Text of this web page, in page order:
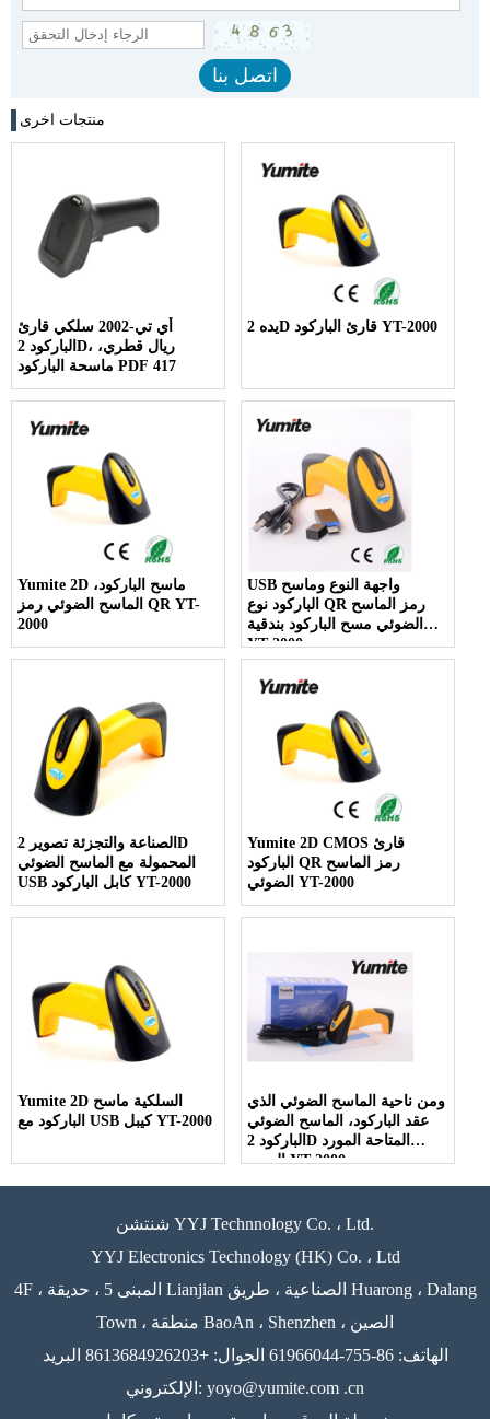
منتجات اخرى
أي تي-2002 سلكي قارئ
الباركود 2D، ريال قطري،
ماسحة الباركود PDF 417
يده 2D قارئ الباركود YT-2000
Yumite 2D ماسح الباركود،
الماسح الضوئي رمز QR YT-
2000
USB واجهة النوع وماسح
الباركود نوع QR رمز الماسح
الضوئي مسح الباركود بندقية
YT-2000
الصناعة والتجزئة تصوير 2D
المحمولة مع الماسح الضوئي
USB كابل الباركود YT-2000
Yumite 2D CMOS قارئ
الباركود QR رمز الماسح
الضوئي YT-2000
Yumite 2D السلكية ماسح
الباركود مع USB كيبل YT-2000
ومن ناحية الماسح الضوئي الذي
عقد الباركود، الماسح الضوئي
الباركود 2D المتاحة المورد
الصين YT-2000
شنتشن YYJ Technnology Co. ، Ltd.
YYJ Electronics Technology (HK) Co. ، Ltd
4F ، المبنى 5 ، حديقة Lianjian الصناعية ، طريق Huarong ، Dalang
Town ، منطقة BaoAn ، Shenzhen ، الصين
الهاتف: 86-755-61966044 الجوال: +8613684926203 البريد
الإلكتروني: yoyo@yumite.com .cn